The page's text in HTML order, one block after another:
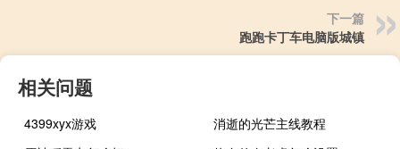
下一篇
跑跑卡丁车电脑版城镇
相关问题
4399xyx游戏
消逝的光芒主线教程